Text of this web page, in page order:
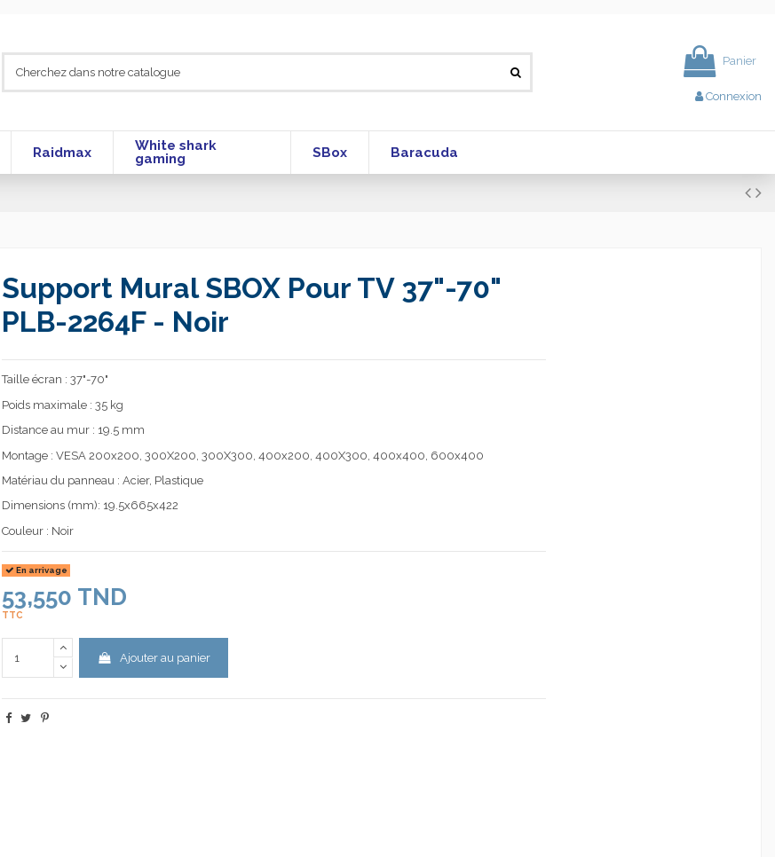
Panier
Connexion
Raidmax
White shark
gaming
SBox Baracuda
Support Mural SBOX Pour TV 37"-70"
PLB-2264F - Noir
Taille écran : 37"-70"
Poids maximale : 35 kg
Distance au mur : 19.5 mm
Montage : VESA 200x200, 300X200, 300X300, 400x200, 400X300, 400x400, 600x400
Matériau du panneau : Acier, Plastique
Dimensions (mm): 19.5x665x422
Couleur : Noir
En arrivage
53,550 TND
TTC
Ajouter au panier